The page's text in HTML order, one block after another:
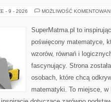
- 9 - 2026 MOŻLIWOŚĆ
SuperMatma.pl to
poświęcony matematyce,
wzorów, równań i
fascynujący. Strona
osobach, które chcą
matematyki. To miejsce,